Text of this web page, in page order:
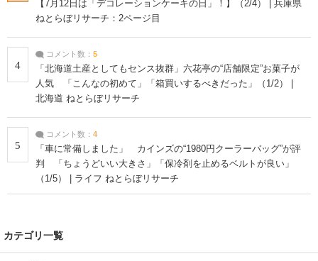
【7月12日は「デコレーションケーキの日」！】（2/4） | 兵庫県
ねとらぼリサーチ：2ページ目
4
コメント数： 5
「北海道土産としてもセンス抜群」六花亭の“店舗限定”お菓子が
人気 「こんなの初めて」「箱買いするべきだった」（1/2） |
北海道 ねとらぼリサーチ
5
コメント数： 4
「車に常備しました」 カインズの“1980円クーラーバッグ”が評
判 「ちょうどいい大きさ」「保冷剤を止めるベルトが良い」
（1/5） | ライフ ねとらぼリサーチ
カテゴリ一覧